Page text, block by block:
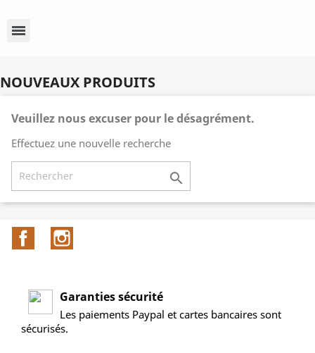
NOUVEAUX PRODUITS
Veuillez nous excuser pour le désagrément.
Effectuez une nouvelle recherche

Facebook
Garanties sécurité
Les paiements Paypal et cartes bancaires sont
sécurisés.